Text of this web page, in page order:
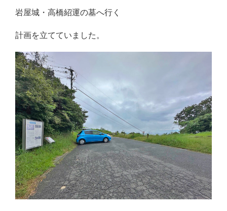
岩屋城・高橋紹運の墓へ行く
計画を立てていました。